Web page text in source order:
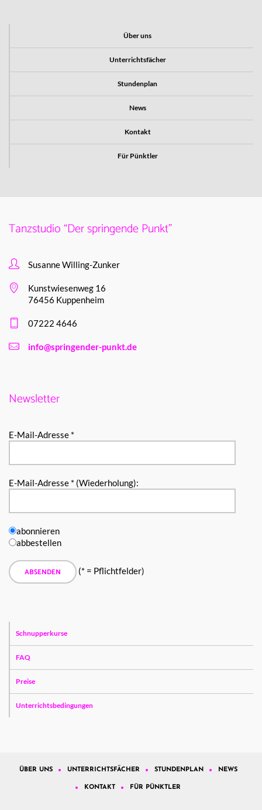
Über uns
Unterrichtsfächer
Stundenplan
News
Kontakt
Für Pünktler
Tanzstudio “Der springende Punkt”
Susanne Willing-Zunker
Kunstwiesenweg 16
76456 Kuppenheim
07222 4646
info@springender-punkt.de
Newsletter
E-Mail-Adresse *
E-Mail-Adresse * (Wiederholung):
abonnieren
abbestellen
(* = Pflichtfelder)
Schnupperkurse
FAQ
Preise
Unterrichtsbedingungen
ÜBER UNS UNTERRICHTSFÄCHER STUNDENPLAN NEWS
KONTAKT FÜR PÜNKTLER